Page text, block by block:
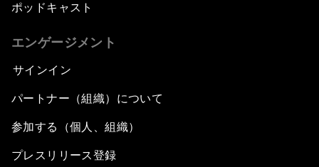
ポッドキャスト
エンゲージメント
サインイン
パートナー（組織）について
参加する（個人、組織）
プレスリリース登録